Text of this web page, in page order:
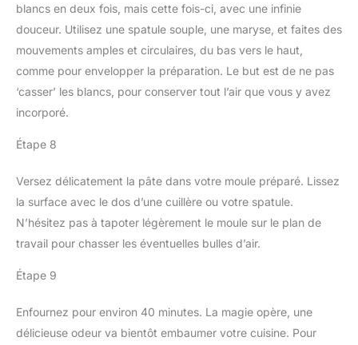
blancs en deux fois, mais cette fois-ci, avec une infinie
douceur. Utilisez une spatule souple, une maryse, et faites des
mouvements amples et circulaires, du bas vers le haut,
comme pour envelopper la préparation. Le but est de ne pas
‘casser’ les blancs, pour conserver tout l’air que vous y avez
incorporé.
Étape 8
Versez délicatement la pâte dans votre moule préparé. Lissez
la surface avec le dos d’une cuillère ou votre spatule.
N’hésitez pas à tapoter légèrement le moule sur le plan de
travail pour chasser les éventuelles bulles d’air.
Étape 9
Enfournez pour environ 40 minutes. La magie opère, une
délicieuse odeur va bientôt embaumer votre cuisine. Pour